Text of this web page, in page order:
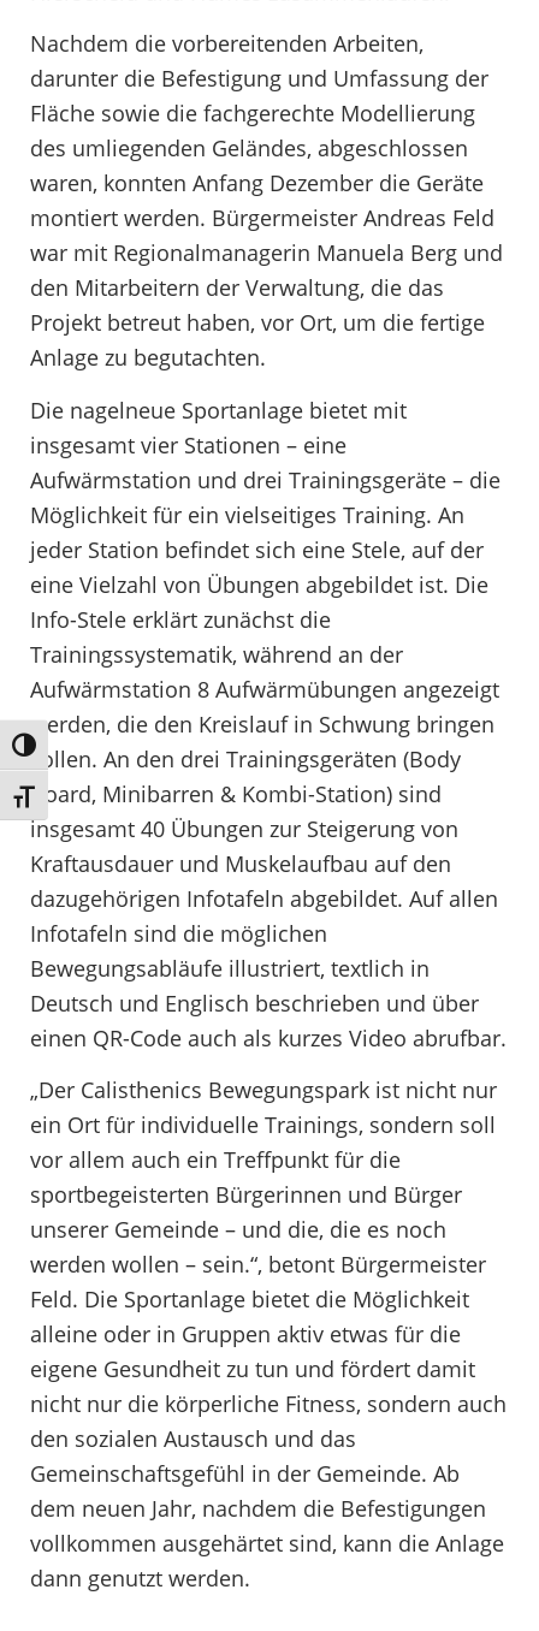
Umschalten auf hohe Kontraste
Schrift vergrößern
Nachdem die vorbereitenden Arbeiten,
darunter die Befestigung und Umfassung der
Fläche sowie die fachgerechte Modellierung
des umliegenden Geländes, abgeschlossen
waren, konnten Anfang Dezember die Geräte
montiert werden. Bürgermeister Andreas Feld
war mit Regionalmanagerin Manuela Berg und
den Mitarbeitern der Verwaltung, die das
Projekt betreut haben, vor Ort, um die fertige
Anlage zu begutachten.
Die nagelneue Sportanlage bietet mit
insgesamt vier Stationen – eine
Aufwärmstation und drei Trainingsgeräte – die
Möglichkeit für ein vielseitiges Training. An
jeder Station befindet sich eine Stele, auf der
eine Vielzahl von Übungen abgebildet ist. Die
Info-Stele erklärt zunächst die
Trainingssystematik, während an der
Aufwärmstation 8 Aufwärmübungen angezeigt
werden, die den Kreislauf in Schwung bringen
sollen. An den drei Trainingsgeräten (Body
Board, Minibarren & Kombi-Station) sind
insgesamt 40 Übungen zur Steigerung von
Kraftausdauer und Muskelaufbau auf den
dazugehörigen Infotafeln abgebildet. Auf allen
Infotafeln sind die möglichen
Bewegungsabläufe illustriert, textlich in
Deutsch und Englisch beschrieben und über
einen QR-Code auch als kurzes Video abrufbar.
„Der Calisthenics Bewegungspark ist nicht nur
ein Ort für individuelle Trainings, sondern soll
vor allem auch ein Treffpunkt für die
sportbegeisterten Bürgerinnen und Bürger
unserer Gemeinde – und die, die es noch
werden wollen – sein.“, betont Bürgermeister
Feld. Die Sportanlage bietet die Möglichkeit
alleine oder in Gruppen aktiv etwas für die
eigene Gesundheit zu tun und fördert damit
nicht nur die körperliche Fitness, sondern auch
den sozialen Austausch und das
Gemeinschaftsgefühl in der Gemeinde. Ab
dem neuen Jahr, nachdem die Befestigungen
vollkommen ausgehärtet sind, kann die Anlage
dann genutzt werden.